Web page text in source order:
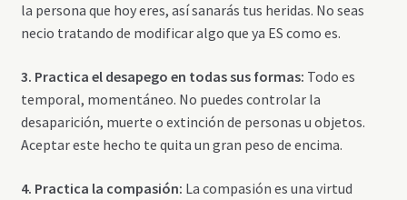
la persona que hoy eres, así sanarás tus heridas. No seas
necio tratando de modificar algo que ya ES como es.
3. Practica el desapego en todas sus formas: Todo es
temporal, momentáneo. No puedes controlar la
desaparición, muerte o extinción de personas u objetos.
Aceptar este hecho te quita un gran peso de encima.
4. Practica la compasión: La compasión es una virtud